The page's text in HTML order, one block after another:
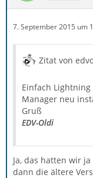
7. September 2015 um
Zitat von
Einfach
Manager neu
Gruß
EDV-Oldi
Ja, das hatten wir
dann die ältere